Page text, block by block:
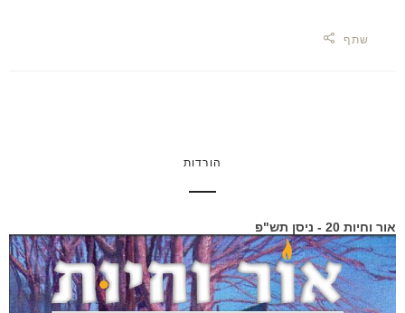
שתף
הורדות
אור וחיות 20 - ניסן תש"פ